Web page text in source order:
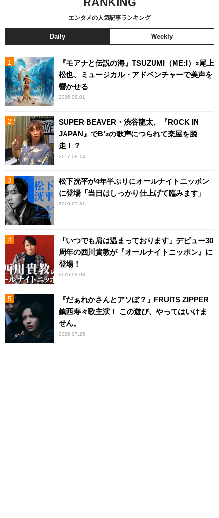
RANKING
エンタメの人気記事ランキング
Daily Weekly
『モアナと伝説の海』TSUZUMI（ME:I）×尾上
松也、ミュージカル・アドベンチャーで美声を
響かせる
2026.08.01
SUPER BEAVER・渋谷龍太、『ROCK IN
JAPAN』でB’zの歌声につられて楽屋を脱
走！？
2017.08.14
松下洸平が4年半ぶりにオールナイトニッポン
に登場「当日はしっかり仕上げて臨みます」
2026.07.31
「いつでも肩は温まっております」デビュー30
周年の西川貴教が『オールナイトニッポン』に
登場！
2026.08.03
『だぁれかさんとアソぼ？』FRUITS ZIPPER
鎮西寿々歌主演！ この遊び、やってはいけま
せん。
2026.07.25